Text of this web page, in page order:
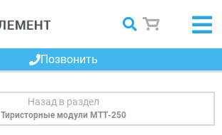
Позвонить
Тиристорные модули МТТ-250